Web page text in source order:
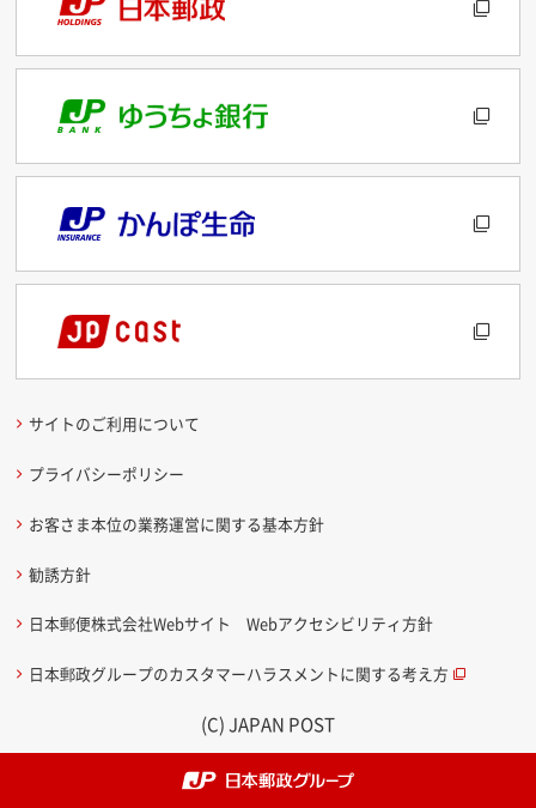
サイトのご利用について
プライバシーポリシー
お客さま本位の業務運営に関する基本方針
勧誘方針
日本郵便株式会社Webサイト Webアクセシビリティ方針
日本郵政グループのカスタマーハラスメントに関する考え方
(C) JAPAN POST